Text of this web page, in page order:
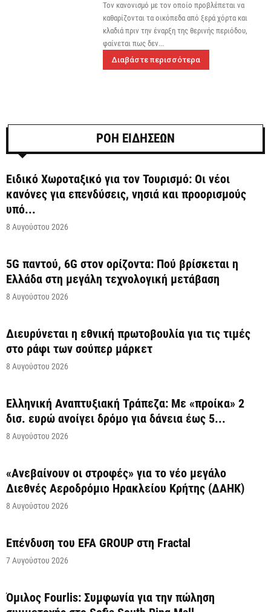
Τον κανονισμό με τον οποίο προβλέπεται να
καθαρίζονται τα οικόπεδα από ξερά χόρτα και
κλαδιά πριν την έναρξη της θερινής περιόδου,
φαίνεται πως δεν...
Διαβάστε περισσότερα
ΡΟΗ ΕΙΔΗΣΕΩΝ
Ειδικό Χωροταξικό για τον Τουρισμό: Οι νέοι
κανόνες για επενδύσεις, νησιά και προορισμούς
υπό...
8 Αυγούστου 2026
5G παντού, 6G στον ορίζοντα: Πού βρίσκεται η
Ελλάδα στη μεγάλη τεχνολογική μετάβαση
8 Αυγούστου 2026
Διευρύνεται η εθνική πρωτοβουλία για τις τιμές
στο ράφι των σούπερ μάρκετ
8 Αυγούστου 2026
Ελληνική Αναπτυξιακή Τράπεζα: Με «προίκα» 2
δισ. ευρώ ανοίγει δρόμο για δάνεια έως 5...
8 Αυγούστου 2026
«Ανεβαίνουν οι στροφές» για το νέο μεγάλο
Διεθνές Αεροδρόμιο Ηρακλείου Κρήτης (ΔΑΗΚ)
8 Αυγούστου 2026
Επένδυση του EFA GROUP στη Fractal
7 Αυγούστου 2026
Όμιλος Fourlis: Συμφωνία για την πώληση